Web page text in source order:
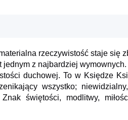
rzeczywistość staje się
z najbardziej wymownych.
duchowej. To w Księdze
wszystko;
świętości, modlitwy,